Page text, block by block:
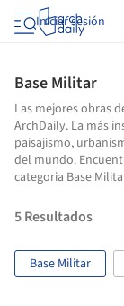
Iniciar sesión
Base Militar
Las mejores obras
ArchDaily. La más
paisajismo,
del mundo.
categoria Base
5Resultados
Base Militar